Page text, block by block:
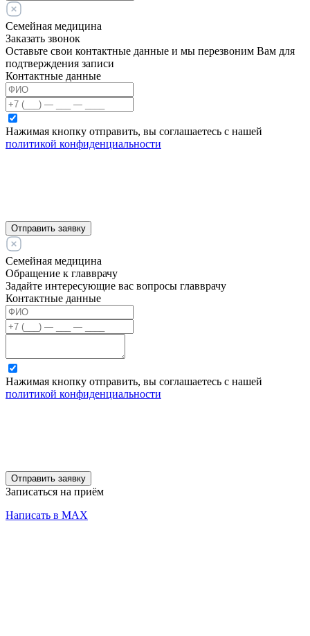
Семейная медицина
Заказать звонок
Оставьте свои контактные данные и мы перезвоним Вам для
подтверждения записи
Контактные данные
Нажимая кнопку отправить, вы соглашаетесь с нашей
политикой конфиденциальности
Отправить заявку
Семейная медицина
Обращение к главврачу
Задайте интересующие вас вопросы главврачу
Контактные данные
Нажимая кнопку отправить, вы соглашаетесь с нашей
политикой конфиденциальности
Отправить заявку
Записаться на приём
Написать в MAX